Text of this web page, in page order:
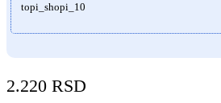
topi_shopi_10
2.220 RSD